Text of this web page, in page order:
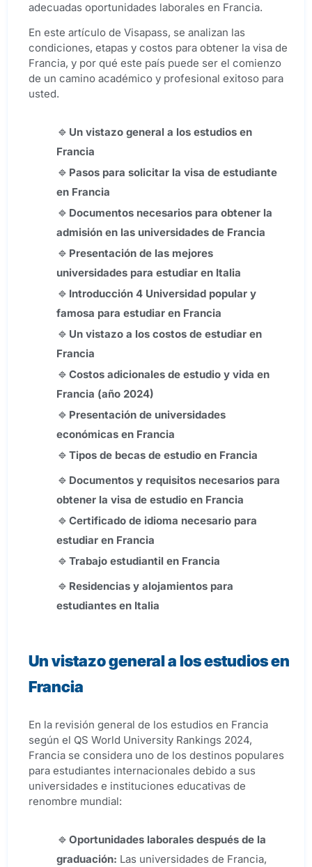
adecuadas oportunidades laborales en Francia.
En este artículo de Visapass, se analizan las
condiciones, etapas y costos para obtener la visa de
Francia, y por qué este país puede ser el comienzo
de un camino académico y profesional exitoso para
usted.
Un vistazo general a los estudios en
Francia
Pasos para solicitar la visa de estudiante
en Francia
Documentos necesarios para obtener la
admisión en las universidades de Francia
Presentación de las mejores
universidades para estudiar en Italia
Introducción 4 Universidad popular y
famosa para estudiar en Francia
Un vistazo a los costos de estudiar en
Francia
Costos adicionales de estudio y vida en
Francia (año 2024)
Presentación de universidades
económicas en Francia
Tipos de becas de estudio en Francia
Documentos y requisitos necesarios para
obtener la visa de estudio en Francia
Certificado de idioma necesario para
estudiar en Francia
Trabajo estudiantil en Francia
Residencias y alojamientos para
estudiantes en Italia
Un vistazo general a los estudios en
Francia
En la revisión general de los estudios en Francia
según el QS World University Rankings 2024,
Francia se considera uno de los destinos populares
para estudiantes internacionales debido a sus
universidades e instituciones educativas de
renombre mundial:
Oportunidades laborales después de la
graduación: Las universidades de Francia,